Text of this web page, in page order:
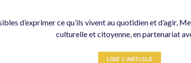
d’exprimer ce qu’ils vivent au quotidien et d’agir,
culturelle et citoyenne, en partenariat
LIRE L'ARTICLE